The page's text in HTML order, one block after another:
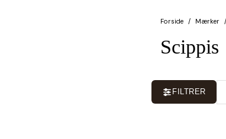
Forside Mærker
Scippis
FILTRER